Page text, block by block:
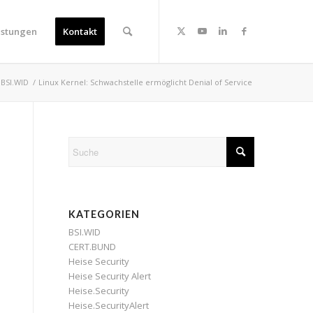
Kontakt
BSI.WID / Linux Kernel: Schwachstelle ermöglicht Denial of Service
KATEGORIEN
BSI.WID
CERT.BUND
Heise Security
Heise Security Alert
Heise.Security
Heise.SecurityAlert